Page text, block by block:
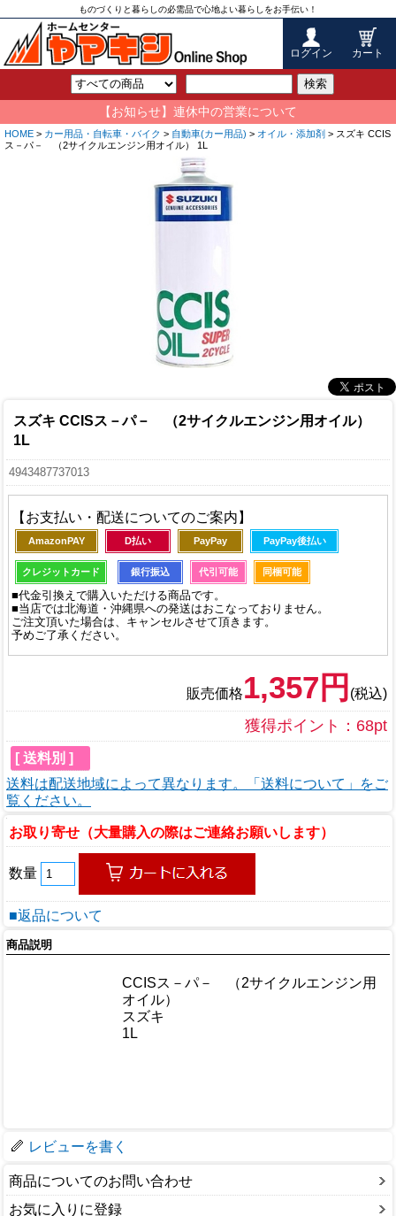
ものづくりと暮らしの必需品で心地よい暮らしをお手伝い！
ログイン カート
検索
【お知らせ】連休中の営業について
HOME > カー用品・自転車・バイク > 自動車(カー用品) > オイル・添加剤 > スズキ CCIS
ス－パ－ （2サイクルエンジン用オイル） 1L
スズキ CCISス－パ－ （2サイクルエンジン用オイル）
1L
4943487737013
【お支払い・配送についてのご案内】
AmazonPAY D払い PayPay PayPay後払い
クレジットカード 銀行振込 代引可能 同梱可能
■代金引換えで購入いただける商品です。
■当店では北海道・沖縄県への発送はおこなっておりません。
ご注文頂いた場合は、キャンセルさせて頂きます。
予めご了承ください。
販売価格1,357円 (税込)
獲得ポイント：68pt
[ 送料別 ]
送料は配送地域によって異なります。「送料について」をご
覧ください。
お取り寄せ（大量購入の際はご連絡お願いします）
数量
■返品について
商品説明
CCISス－パ－ （2サイクルエンジン用
オイル）
スズキ
1L
レビューを書く
商品についてのお問い合わせ
お気に入りに登録